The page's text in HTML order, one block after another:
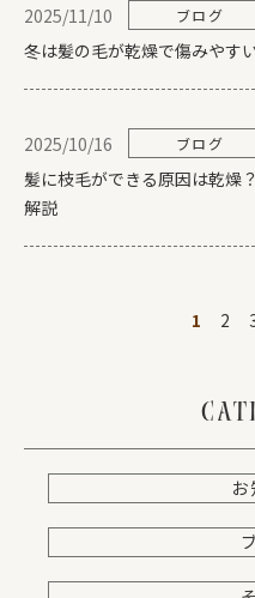
2025/11/10 ブログ
冬は髪の毛が乾燥で傷みやす
2025/10/16 ブログ
髪に枝毛ができる原因は乾燥
解説
1 2
お